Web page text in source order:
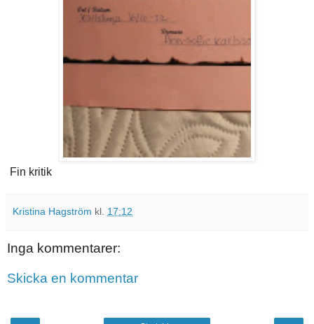
Fin kritik
Kristina Hagström kl. 17:12
Inga kommentarer:
Skicka en kommentar